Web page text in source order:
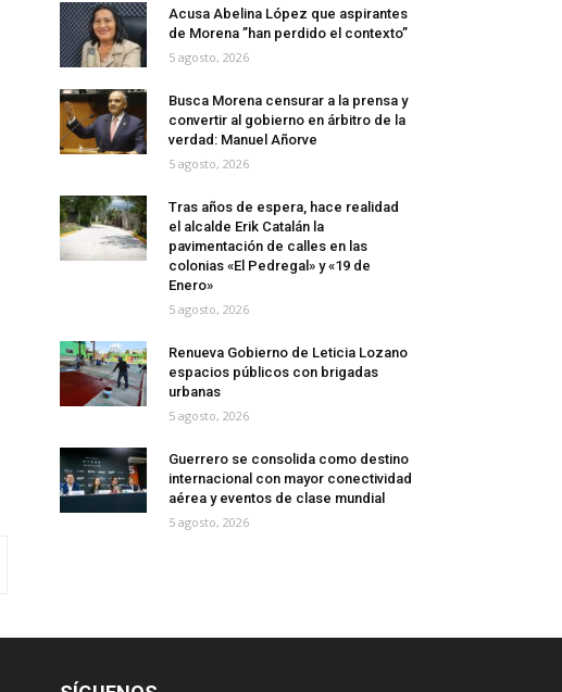
Acusa Abelina López que aspirantes
de Morena ”han perdido el contexto”
5 agosto, 2026
Busca Morena censurar a la prensa y
convertir al gobierno en árbitro de la
verdad: Manuel Añorve
5 agosto, 2026
Tras años de espera, hace realidad
el alcalde Erik Catalán la
pavimentación de calles en las
colonias «El Pedregal» y «19 de
Enero»
5 agosto, 2026
Renueva Gobierno de Leticia Lozano
espacios públicos con brigadas
urbanas
5 agosto, 2026
Guerrero se consolida como destino
internacional con mayor conectividad
aérea y eventos de clase mundial
5 agosto, 2026